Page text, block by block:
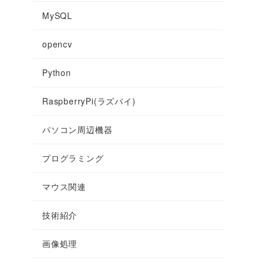
MySQL
opencv
Python
RaspberryPi(ラズパイ)
パソコン周辺機器
プログラミング
マウス関連
技術紹介
画像処理